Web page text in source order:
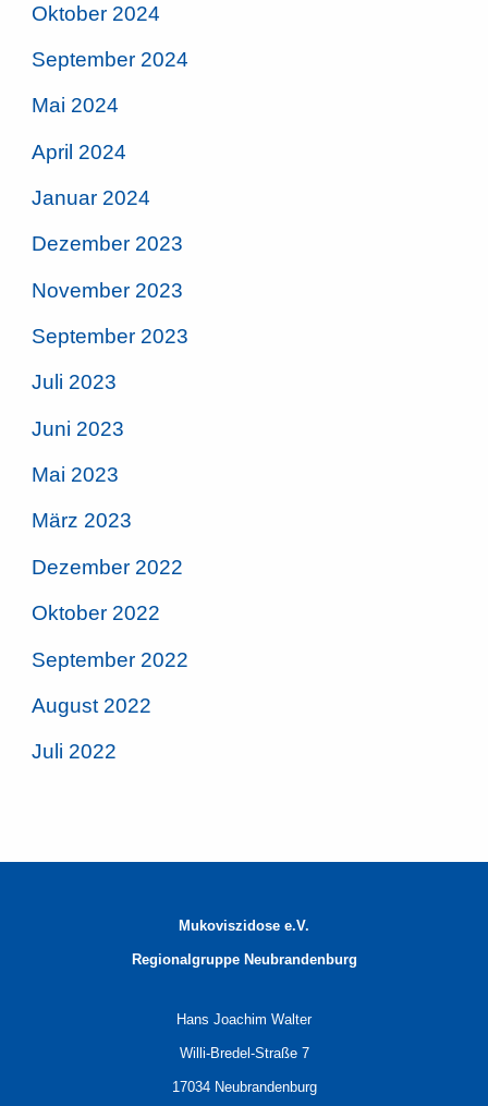
Oktober 2024
September 2024
Mai 2024
April 2024
Januar 2024
Dezember 2023
November 2023
September 2023
Juli 2023
Juni 2023
Mai 2023
März 2023
Dezember 2022
Oktober 2022
September 2022
August 2022
Juli 2022
Mukoviszidose e.V.
RegionalgruppeNeubrandenburg
Hans Joachim Walter
Willi-Bredel-Straße 7
17034 Neubrandenburg